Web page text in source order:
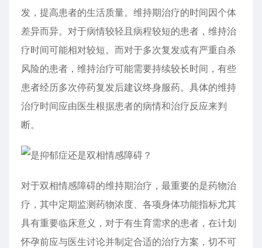
发，提高患者的生活质量。维持期治疗的时间因个体
差异而异。对于病情较轻且病程较短的患者，维持治
疗时间可能相对较短。而对于多次复发或有严重自杀
风险的患者，维持治疗可能需要持续较长时间，有些
患者经历多次停药复发后建议终身服药。具体的维持
治疗时间应由医生根据患者的病情和治疗反应来判
断。
对于双相情感障碍的维持期治疗，最重要的是药物治
疗，其中定期监测药物浓度、各项身体功能指标尤其
具有重要临床意义，对于有生育需求的患者，在计划
怀孕前应与医生讨论并制定合适的治疗方案，切不可